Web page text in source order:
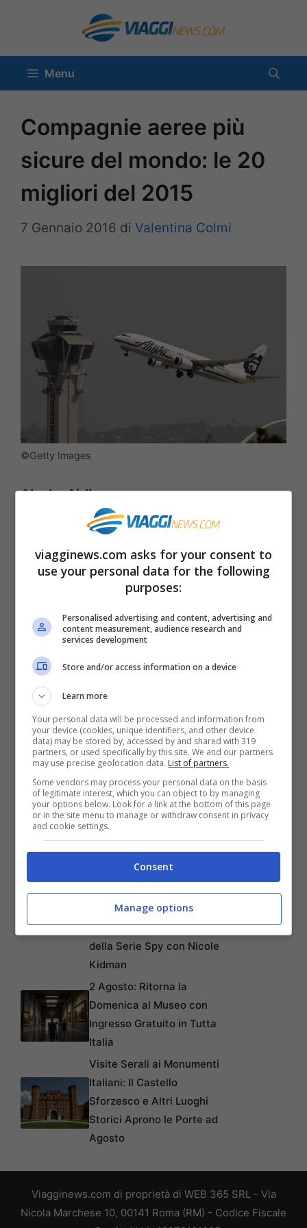
contenuto
Menu
Compagnie aeree più
sicure del mondo: le 20
migliori del 2015
7 Gennaio 2016 di Valentina Colmi
©Getty Images
Alaska Airlines
3 4
17
Articoli recentiNapoli tra le Top 10 Città
Trasporti Efficiente la
Rendono la Favorita
Italiana
Puentedey: Il Borgo di
Pietra Sospeso sul
Leggendario Ponte di Dio
nel Nord della Spagna
Sveti Klement: L’Isola
Adriatica dove la Natura
Canta tra Pini, Ulivi e Mare
Lioness 3: Scopriamo le
Sorprendenti Location
della Serie Spy con Nicole
Kidman
2 Agosto: Ritorna la
Domenica al Museo con
Ingresso Gratuito in Tutta
Italia
Visite Serali ai Monumenti
Italiani: Il Castello
Sforzesco e Altri Luoghi
Storici Aprono le Porte ad
Agosto
Viagginews.com di proprietà di WEB 365 SRL - Via
Nicola Marchese 10, 00141 Roma (RM) - Codice Fiscale
viagginews.com asks for your consent to
use your personal data for the following
purposes:
Personalised advertising and content, advertising and
content measurement, audience research and
services development
Store and/or access information on a device
Learn more
Your personal data will be processed and information from
your device (cookies, unique identifiers, and other device
data) may be stored by, accessed by and shared with 319
partners, or used specifically by this site. We and our partners
may use precise geolocation data. List of partners.
Some vendors may process your personal data on the basis
of legitimate interest, which you can object to by managing
your options below. Look for a link at the bottom of this page
or in the site menu to manage or withdraw consent in privacy
and cookie settings.
Consent
Manage options